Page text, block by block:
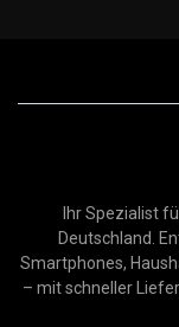
Ihr Spezialist
Deutschland.
Smartphones,
– mit schneller